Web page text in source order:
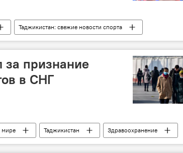
Таджикистан: свежие новости спорта
за признание
в СНГ
мире Таджикистан
Здравоохранение